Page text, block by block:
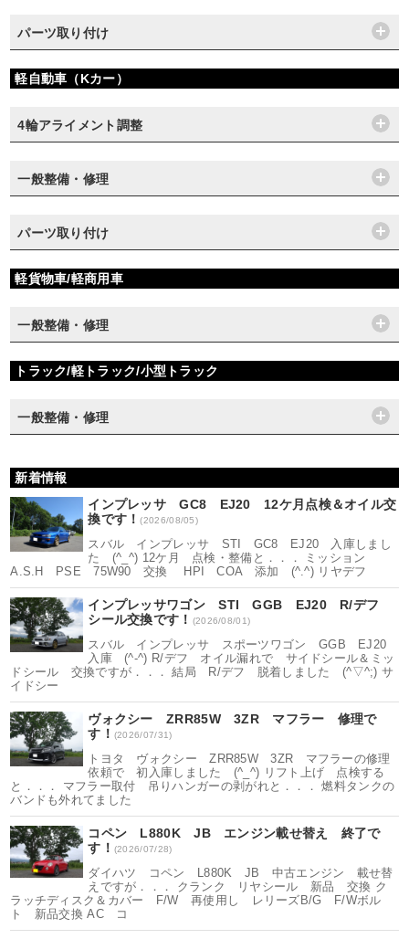
パーツ取り付け
軽自動車（Kカー）
4輪アライメント調整
一般整備・修理
パーツ取り付け
軽貨物車/軽商用車
一般整備・修理
トラック/軽トラック/小型トラック
一般整備・修理
新着情報
インプレッサ GC8 EJ20 12ケ月点検＆オイル交
換です！(2026/08/05)
スバル インプレッサ STI GC8 EJ20 入庫しまし
た (^_^) 12ケ月 点検・整備と．．． ミッション
A.S.H PSE 75W90 交換 HPI COA 添加 (^.^) リヤデフ
インプレッサワゴン STI GGB EJ20 R/デフ
シール交換です！ (2026/08/01)
スバル インプレッサ スポーツワゴン GGB EJ20
入庫 (^-^) R/デフ オイル漏れで サイドシール＆ミッ
ドシール 交換ですが．．． 結局 R/デフ 脱着しました (^▽^;) サ
イドシー
ヴォクシー ZRR85W 3ZR マフラー 修理で
す！ (2026/07/31)
トヨタ ヴォクシー ZRR85W 3ZR マフラーの修理
依頼で 初入庫しました (^_^) リフト上げ 点検する
と．．． マフラー取付 吊りハンガーの剥がれと．．． 燃料タンクの
バンドも外れてました
コペン L880K JB エンジン載せ替え 終了で
す！ (2026/07/28)
ダイハツ コペン L880K JB 中古エンジン 載せ替
えですが．．． クランク リヤシール 新品 交換 ク
ラッチディスク＆カバー F/W 再使用し レリーズB/G F/Wボル
ト 新品交換 AC コ